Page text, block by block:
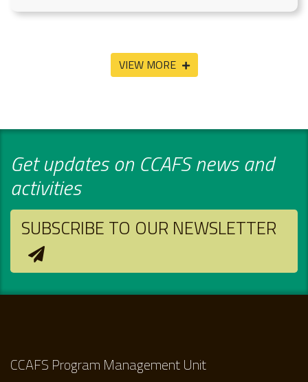
VIEW MORE
Get updates on CCAFS news and
activities
SUBSCRIBE TO OUR NEWSLETTER
CCAFS Program Management Unit